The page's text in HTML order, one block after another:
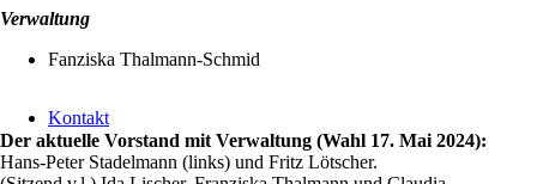
Kontakt
Verwaltung
Fanziska Thalmann-Schmid
Der aktuelle Vorstand mit Verwaltung (Wahl 17. Mai 2024):
Hans-Peter Stadelmann (links) und Fritz Lötscher.